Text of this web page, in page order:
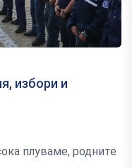
избори и
плуваме, родните